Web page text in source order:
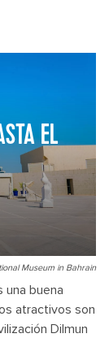
EL
Museum in Bahrain
una buena
atractivos son
Dilmun